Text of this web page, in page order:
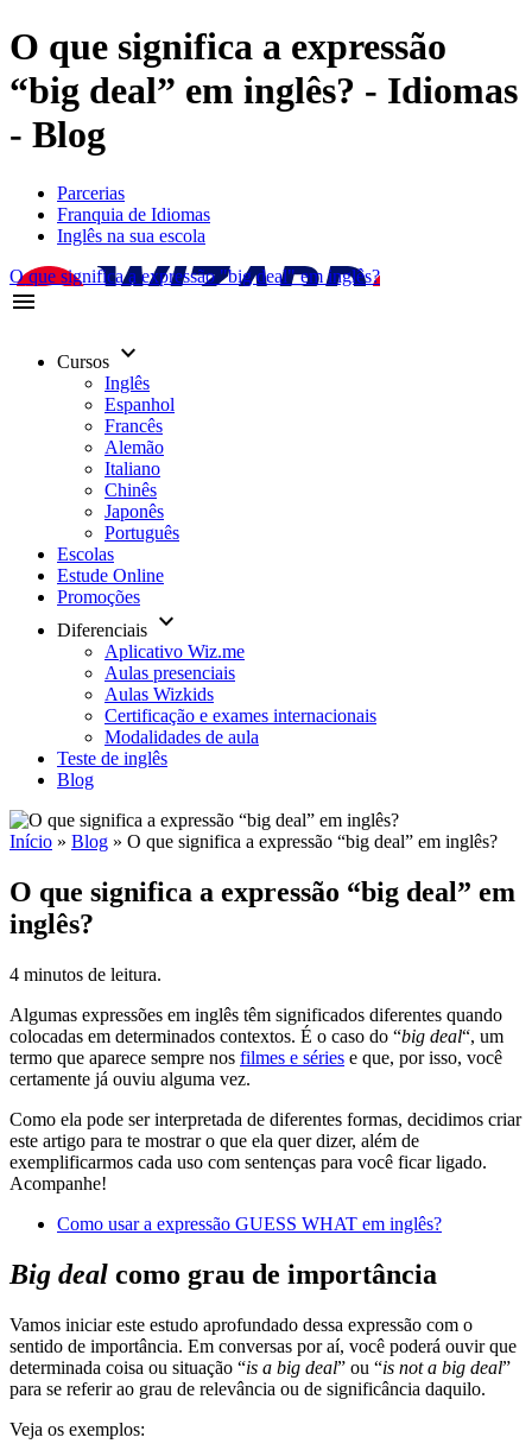
O que significa a expressão
“big deal” em inglês? - Idiomas
- Blog
Parcerias
Franquia de Idiomas
Inglês na sua escola
O que significa a expressão "big deal" em inglês?
menu
Cursos keyboard_arrow_down
Inglês
Espanhol
Francês
Alemão
Italiano
Chinês
Japonês
Português
Escolas
Estude Online
Promoções
Diferenciais keyboard_arrow_down
Aplicativo Wiz.me
Aulas presenciais
Aulas Wizkids
Certificação e exames internacionais
Modalidades de aula
Teste de inglês
Blog
Início » Blog » O que significa a expressão “big deal” em inglês?
O que significa a expressão “big deal” em
inglês?
4 minutos de leitura.
Algumas expressões em inglês têm significados diferentes quando
colocadas em determinados contextos. É o caso do “big deal“, um
termo que aparece sempre nos filmes e séries e que, por isso, você
certamente já ouviu alguma vez.
Como ela pode ser interpretada de diferentes formas, decidimos criar
este artigo para te mostrar o que ela quer dizer, além de
exemplificarmos cada uso com sentenças para você ficar ligado.
Acompanhe!
Como usar a expressão GUESS WHAT em inglês?
Big deal como grau de importância
Vamos iniciar este estudo aprofundado dessa expressão com o
sentido de importância. Em conversas por aí, você poderá ouvir que
determinada coisa ou situação “is a big deal” ou “is not a big deal”
para se referir ao grau de relevância ou de significância daquilo.
Veja os exemplos: